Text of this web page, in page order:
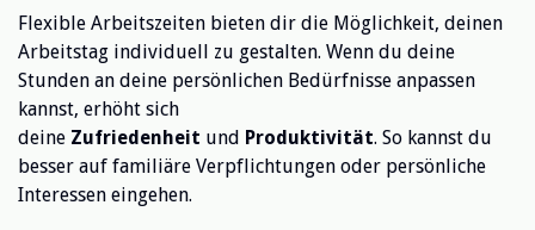
Flexible Arbeitszeiten bieten dir die Möglichkeit, deinen
Arbeitstag individuell zu gestalten. Wenn du deine
Stunden an deine persönlichen Bedürfnisse anpassen
kannst, erhöht sich
deine Zufriedenheit und Produktivität. So kannst du
besser auf familiäre Verpflichtungen oder persönliche
Interessen eingehen.